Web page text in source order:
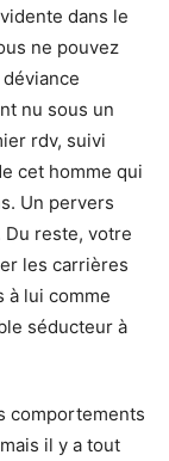
dans le
ne pouvez
nu sous un
rdv, suivi
cet homme qui
Un pervers
Du reste, votre
les carrières
à lui comme
séducteur à
comportements
il y a tout